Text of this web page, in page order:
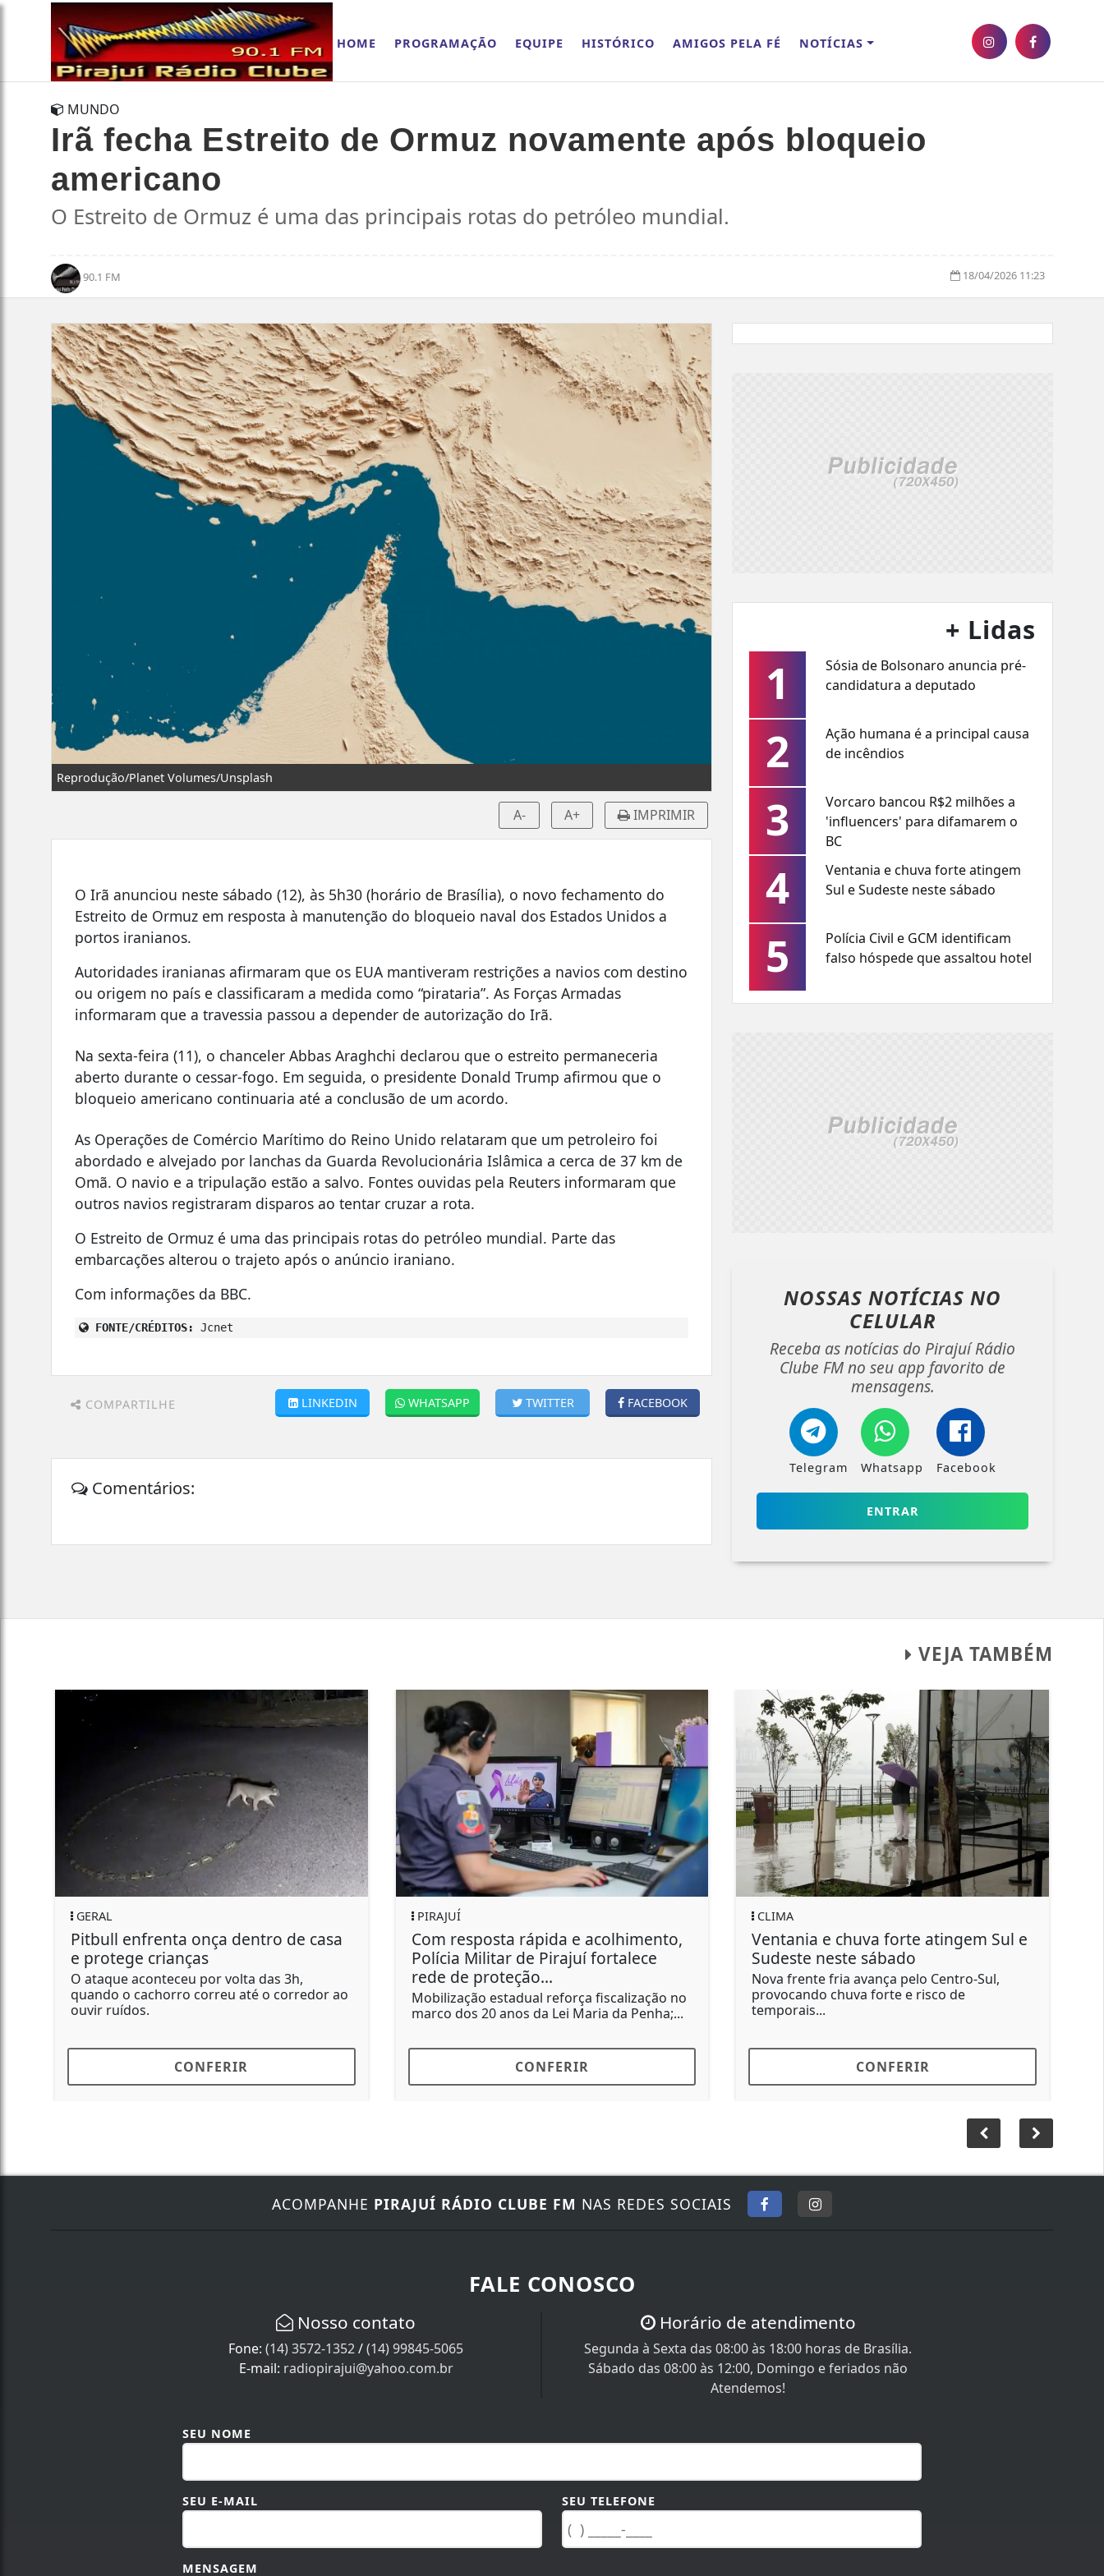
HOME PROGRAMAÇÃO EQUIPE HISTÓRICO AMIGOS PELA FÉ NOTÍCIAS
MUNDO
Irã fecha Estreito de Ormuz novamente após bloqueio
americano
O Estreito de Ormuz é uma das principais rotas do petróleo mundial.
90.1 FM 18/04/2026 11:23
Reprodução/Planet Volumes/Unsplash
A- A+ IMPRIMIR
O Irã anunciou neste sábado (12), às 5h30 (horário de Brasília), o novo fechamento do
Estreito de Ormuz em resposta à manutenção do bloqueio naval dos Estados Unidos a
portos iranianos.
Autoridades iranianas afirmaram que os EUA mantiveram restrições a navios com destino
ou origem no país e classificaram a medida como “pirataria”. As Forças Armadas
informaram que a travessia passou a depender de autorização do Irã.
Na sexta-feira (11), o chanceler Abbas Araghchi declarou que o estreito permaneceria
aberto durante o cessar-fogo. Em seguida, o presidente Donald Trump afirmou que o
bloqueio americano continuaria até a conclusão de um acordo.
As Operações de Comércio Marítimo do Reino Unido relataram que um petroleiro foi
abordado e alvejado por lanchas da Guarda Revolucionária Islâmica a cerca de 37 km de
Omã. O navio e a tripulação estão a salvo. Fontes ouvidas pela Reuters informaram que
outros navios registraram disparos ao tentar cruzar a rota.
O Estreito de Ormuz é uma das principais rotas do petróleo mundial. Parte das
embarcações alterou o trajeto após o anúncio iraniano.
Com informações da BBC.
FONTE/CRÉDITOS: Jcnet
COMPARTILHE FACEBOOK
TWITTER
WHATSAPP
LINKEDIN
Comentários:
+ Lidas
1
Sósia de Bolsonaro anuncia pré-
candidatura a deputado
2
Ação humana é a principal causa
de incêndios
3
Vorcaro bancou R$2 milhões a
'influencers' para difamarem o
BC
4
Ventania e chuva forte atingem
Sul e Sudeste neste sábado
5
Polícia Civil e GCM identificam
falso hóspede que assaltou hotel
NOSSAS NOTÍCIASNO
CELULAR
Receba as notícias do Pirajuí Rádio
Clube FM no seu app favorito de
mensagens.
Telegram Whatsapp Facebook
ENTRAR
VEJA TAMBÉM
GERAL
Pitbull enfrenta onça dentro de casa
e protege crianças
O ataque aconteceu por volta das 3h,
quando o cachorro correu até o corredor ao
ouvir ruídos.
CONFERIR
PIRAJUÍ
Com resposta rápida e acolhimento,
Polícia Militar de Pirajuí fortalece
rede de proteção...
Mobilização estadual reforça fiscalização no
marco dos 20 anos da Lei Maria da Penha;...
CONFERIR
CLIMA
Ventania e chuva forte atingem Sul e
Sudeste neste sábado
Nova frente fria avança pelo Centro-Sul,
provocando chuva forte e risco de
temporais...
CONFERIR
ACOMPANHE PIRAJUÍ RÁDIO CLUBE FM NAS REDES SOCIAIS
FALE CONOSCO
Nosso contato
Fone:(14) 3572-1352/(14) 99845-5065
E-mail: radiopirajui@yahoo.com.br
Horário de atendimento
Segunda à Sexta das 08:00 às 18:00 horas de Brasília.
Sábado das 08:00 às 12:00, Domingo e feriados não
Atendemos!
SEU NOME
SEU E-MAIL SEU TELEFONE
MENSAGEM